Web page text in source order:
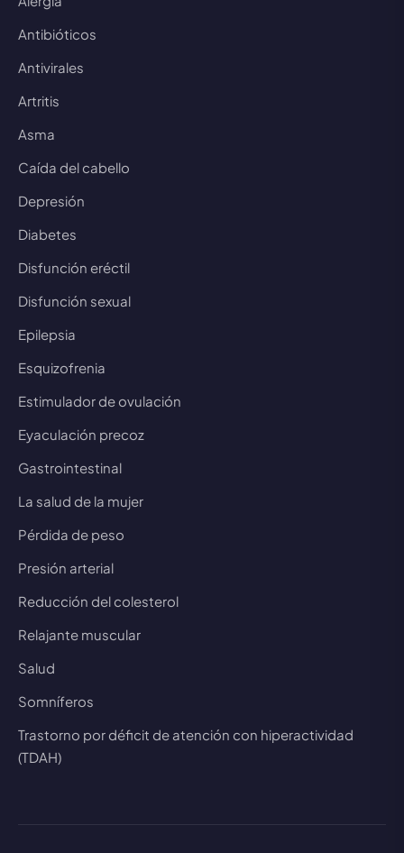
Antibióticos
Antivirales
Artritis
Asma
Caída del cabello
Depresión
Diabetes
Disfunción eréctil
Disfunción sexual
Epilepsia
Esquizofrenia
Estimulador de ovulación
Eyaculación precoz
Gastrointestinal
La salud de la mujer
Pérdida de peso
Presión arterial
Reducción del colesterol
Relajante muscular
Salud
Somníferos
Trastorno por déficit de atención con hiperactividad
(TDAH)